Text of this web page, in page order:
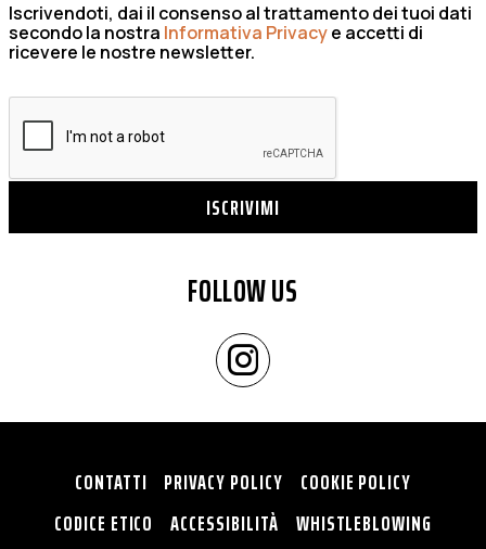
Iscrivendoti, dai il consenso al trattamento dei tuoi dati
secondo la nostra Informativa Privacye accetti di
ricevere le nostre newsletter.
ISCRIVIMI
FOLLOW US
CONTATTI PRIVACY POLICY COOKIE POLICY
CODICE ETICO
ACCESSIBILITÀ WHISTLEBLOWING